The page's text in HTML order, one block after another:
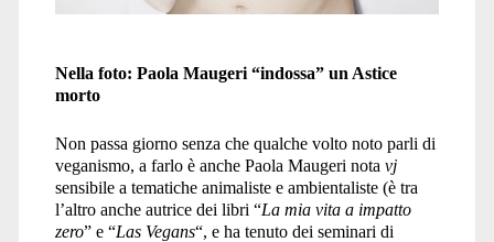
Nella foto: Paola Maugeri “indossa” un Astice
morto
Non passa giorno senza che qualche volto noto parli di
veganismo, a farlo è anche Paola Maugeri nota vj
sensibile a tematiche animaliste e ambientaliste (è tra
l’altro anche autrice dei libri “La mia vita a impatto
zero” e “Las Vegans“, e ha tenuto dei seminari di